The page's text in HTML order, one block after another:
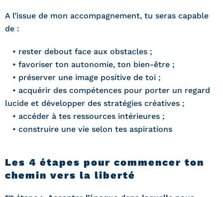
A l’issue de mon accompagnement, tu seras capable
de :
• rester debout face aux obstacles ;
• favoriser ton autonomie, ton bien-être ;
• préserver une image positive de toi ;
• acquérir des compétences pour porter un regard
lucide et développer des stratégies créatives ;
• accéder à tes ressources intérieures ;
• construire une vie selon tes aspirations
Les 4 étapes pour commencer ton
chemin vers la liberté